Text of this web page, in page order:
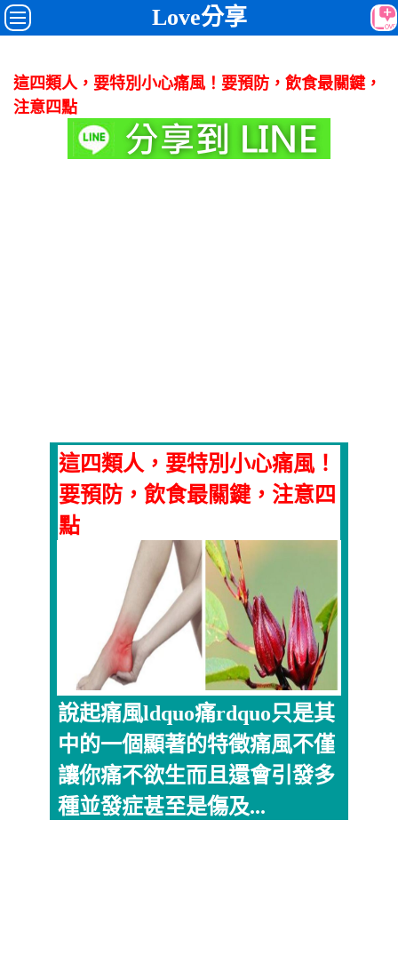
Love分享
這四類人，要特別小心痛風！要預防，飲食最關鍵，
注意四點
這四類人，要特別小心痛風！
要預防，飲食最關鍵，注意四
點
說起痛風ldquo痛rdquo只是其
中的一個顯著的特徵痛風不僅
讓你痛不欲生而且還會引發多
種並發症甚至是傷及...